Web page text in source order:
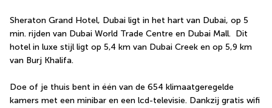
Sheraton Grand Hotel, Dubai ligt in het hart van Dubai, op 5
min. rijden van Dubai World Trade Centre en Dubai Mall.  Dit
hotel in luxe stijl ligt op 5,4 km van Dubai Creek en op 5,9 km
van Burj Khalifa.
Doe of je thuis bent in één van de 654 klimaatgeregelde
kamers met een minibar en een lcd-televisie. Dankzij gratis wifi